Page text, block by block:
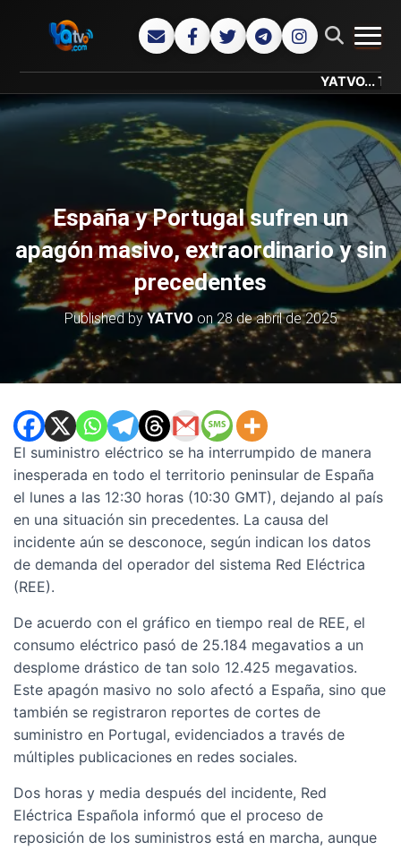
YATVO... Tu
España y Portugal sufren un
apagón masivo, extraordinario y sin
precedentes
Published byYATVO on28 de abril de 2025
El suministro eléctrico se ha interrumpido de manera
inesperada en todo el territorio peninsular de España
el lunes a las 12:30 horas (10:30 GMT), dejando al país
en una situación sin precedentes. La causa del
incidente aún se desconoce, según indican los datos
de demanda del operador del sistema Red Eléctrica
(REE).
De acuerdo con el gráfico en tiempo real de REE, el
consumo eléctrico pasó de 25.184 megavatios a un
desplome drástico de tan solo 12.425 megavatios.
Este apagón masivo no solo afectó a España, sino que
también se registraron reportes de cortes de
suministro en Portugal, evidenciados a través de
múltiples publicaciones en redes sociales.
Dos horas y media después del incidente, Red
Eléctrica Española informó que el proceso de
reposición de los suministros está en marcha, aunque